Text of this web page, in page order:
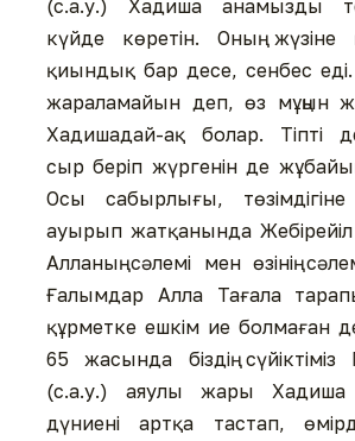
(с.а.у.) Хадиша анамызды
күйде көретін. Оның жүзіне
қиындық бар десе, сенбес еді.
жараламайын деп, өз мұңын
Хадишадай-ақ болар. Тіпті
сыр беріп жүргенін де
Осы сабырлығы,
ауырып жатқанында Жебірейіл
Алланың сәлемі мен өзінің
Ғалымдар Алла Тағала
құрметке ешкім ие болмаған
65 жасында біздің сүйіктіміз
(с.а.у.) аяулы жары
дүниені артқа тастап,